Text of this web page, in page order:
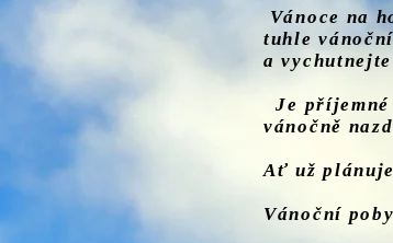
Vánoce na
tuhle
a
Je příjemné
vánočně
Ať už
Vánoční